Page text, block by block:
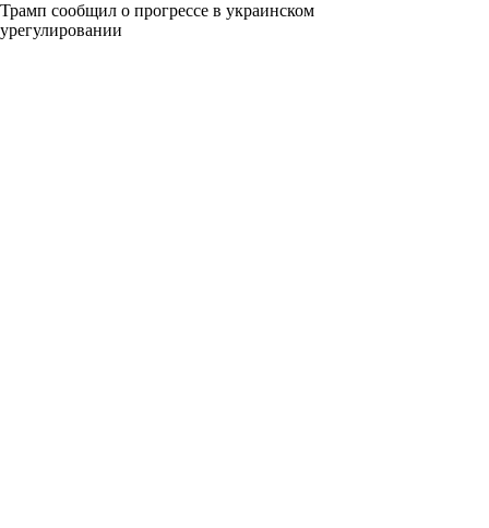
Трамп сообщил о прогрессе в украинском
урегулировании